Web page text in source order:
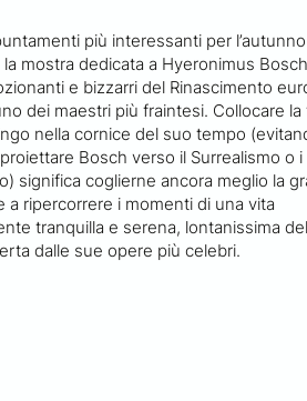
più interessanti per
mostra dedicata a Hyeronimus
e bizzarri del Rinascimento
dei maestri più fraintesi. Collocare la
nella cornice del suo tempo
Bosch verso il Surrealismo o
significa coglierne ancora meglio la
a ripercorrere i momenti di una vita
tranquilla e serena, lontanissima
dalle sue opere più celebri.